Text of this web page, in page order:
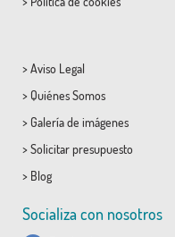
> Aviso Legal
> Quiénes Somos
> Galería de imágenes
> Solicitar presupuesto
> Blog
Socializa con nosotros